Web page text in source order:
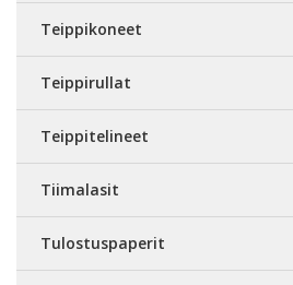
Teippikoneet
Teippirullat
Teippitelineet
Tiimalasit
Tulostuspaperit